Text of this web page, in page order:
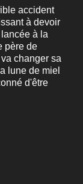
accident
à devoir
à la
père de
changer sa
lune de miel
d'être